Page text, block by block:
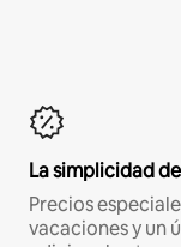
La simplicidad
Precios
vacaciones y un